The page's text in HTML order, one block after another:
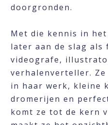
doorgronden.
Met die kennis in
later aan de slag als
videografe,
verhalenverteller.
in haar werk, kleine
dromerijen en
komt ze tot de kern